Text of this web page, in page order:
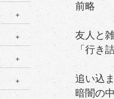
前略
友人と
「行き
追い込
暗闇の